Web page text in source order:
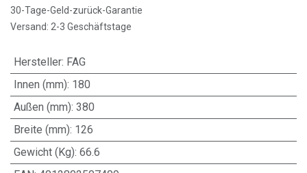
30-Tage-Geld-zurück-Garantie
Versand: 2-3 Geschäftstage
Hersteller: FAG
Innen (mm): 180
Außen (mm): 380
Breite (mm): 126
Gewicht (Kg): 66.6